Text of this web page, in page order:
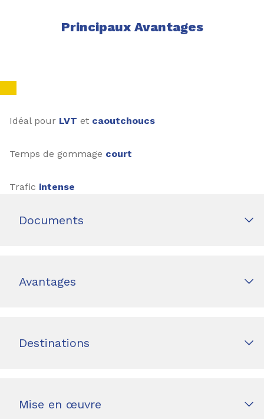
Principaux Avantages
Idéal pour LVT et caoutchoucs
Temps de gommage court
Trafic intense
Documents
Avantages
Destinations
Mise en œuvre